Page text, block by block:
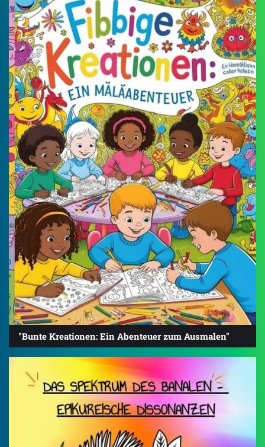
"Bunte Kreationen: Ein Abenteuer zum Ausmalen"